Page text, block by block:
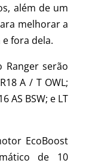
além de um
melhorar a
fora dela.
Ranger serão
A / T OWL;
AS BSW; e LT
EcoBoost
de 10